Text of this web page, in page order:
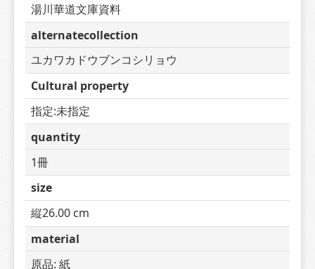
湯川華道文庫資料
alternatecollection
ユカワカドウブンコシリョウ
Cultural property
指定:未指定
quantity
1冊
size
縦26.00 cm
material
原品: 紙